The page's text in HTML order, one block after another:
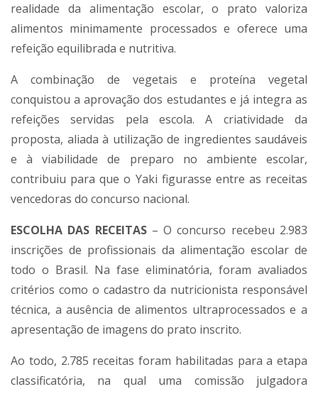
realidade da alimentação escolar, o prato valoriza
alimentos minimamente processados e oferece uma
refeição equilibrada e nutritiva.
A combinação de vegetais e proteína vegetal
conquistou a aprovação dos estudantes e já integra as
refeições servidas pela escola. A criatividade da
proposta, aliada à utilização de ingredientes saudáveis
e à viabilidade de preparo no ambiente escolar,
contribuiu para que o Yaki figurasse entre as receitas
vencedoras do concurso nacional.
ESCOLHA DAS RECEITAS– O concurso recebeu 2.983
inscrições de profissionais da alimentação escolar de
todo o Brasil. Na fase eliminatória, foram avaliados
critérios como o cadastro da nutricionista responsável
técnica, a ausência de alimentos ultraprocessados e a
apresentação de imagens do prato inscrito.
Ao todo, 2.785 receitas foram habilitadas para a etapa
classificatória, na qual uma comissão julgadora